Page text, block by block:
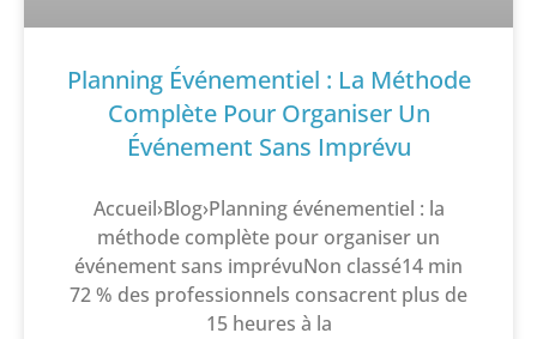
Planning Événementiel : La Méthode
Complète Pour Organiser Un
Événement Sans Imprévu
Accueil›Blog›Planning événementiel : la
méthode complète pour organiser un
événement sans imprévuNon classé14 min
72 % des professionnels consacrent plus de
15 heures à la